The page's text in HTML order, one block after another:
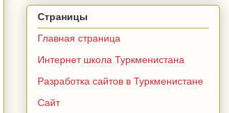
Страницы
Главная страница
Интернет школа Туркменистана
Разработка сайтов в Туркменистане
Сайт